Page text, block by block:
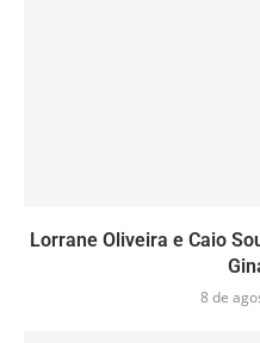
Lorrane Oliveira e Caio
8 de